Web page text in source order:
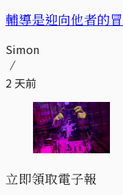
輔導是迎向他者的
Simon
2 天前
立即領取電子報